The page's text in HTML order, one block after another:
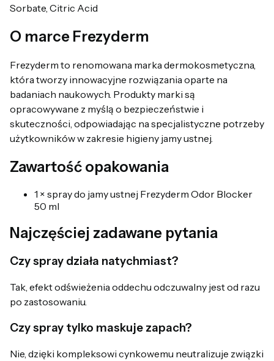
Sorbate, Citric Acid
O marce Frezyderm
Frezyderm to renomowana marka dermokosmetyczna,
która tworzy innowacyjne rozwiązania oparte na
badaniach naukowych. Produkty marki są
opracowywane z myślą o bezpieczeństwie i
skuteczności, odpowiadając na specjalistyczne potrzeby
użytkowników w zakresie higieny jamy ustnej.
Zawartość opakowania
1 × spray do jamy ustnej Frezyderm Odor Blocker
50 ml
Najczęściej zadawane pytania
Czy spray działa natychmiast?
Tak, efekt odświeżenia oddechu odczuwalny jest od razu
po zastosowaniu.
Czy spray tylko maskuje zapach?
Nie, dzięki kompleksowi cynkowemu neutralizuje związki